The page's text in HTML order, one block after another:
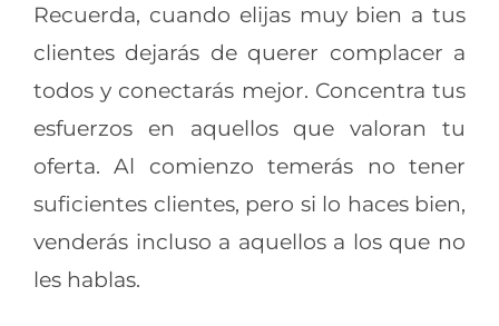
Recuerda, cuando elijas muy bien a tus
clientes dejarás de querer complacer a
todos y conectarás mejor. Concentra tus
esfuerzos en aquellos que valoran tu
oferta. Al comienzo temerás no tener
suficientes clientes, pero si lo haces bien,
venderás incluso a aquellos a los que no
les hablas.